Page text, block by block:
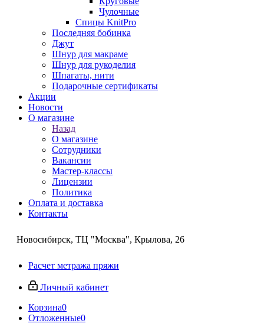
Чулочные
Спицы KnitPro
Последняя бобинка
Джут
Шнур для макраме
Шнур для рукоделия
Шпагаты, нити
Подарочные сертификаты
Акции
Новости
О магазине
Назад
О магазине
Сотрудники
Вакансии
Мастер-классы
Лицензии
Политика
Оплата и доставка
Контакты
Новосибирск, ТЦ "Москва", Крылова, 26
Расчет метража пряжи
Личный кабинет
Корзина0
Отложенные0